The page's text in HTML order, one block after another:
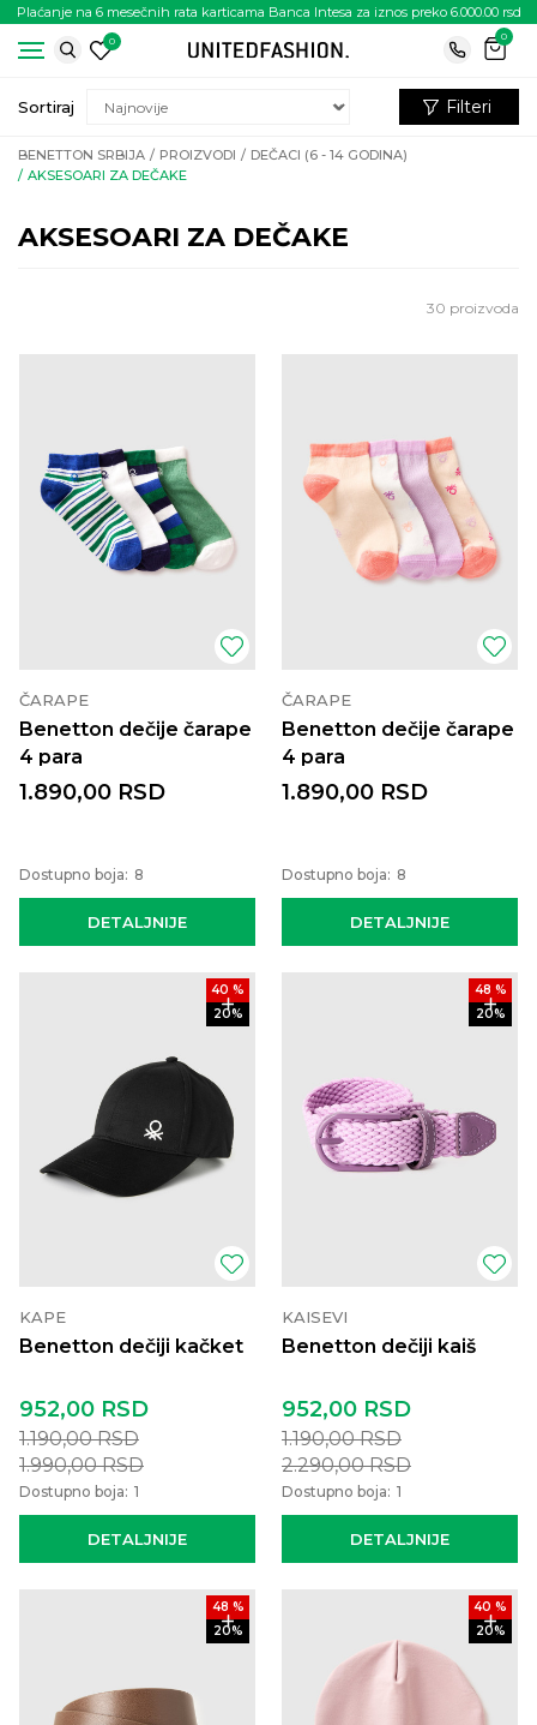
Plaćanje na 6 mesečnih rata karticama Banca Intesa za iznos preko 6.000.00 rsd
0
0
BENETTON SRBIJA PROIZVODI
DEČACI (6 - 14 GODINA)
AKSESOARI ZA DEČAKE
AKSESOARI ZA DEČAKE
Sortiraj Filteri
30 proizvoda
ČARAPE
Benetton dečije čarape
4 para
DETALJNIJE
1.890,00 RSD
Dostupno boja: 8
ČARAPE
Benetton dečije čarape
4 para
DETALJNIJE
1.890,00 RSD
Dostupno boja: 8
40 %
20%
KAPE
Benetton dečiji kačket
DETALJNIJE
952,00 RSD
1.190,00RSD
1.990,00RSD
Dostupno boja: 1
48 %
20%
KAISEVI
Benetton dečiji kaiš
DETALJNIJE
952,00 RSD
1.190,00RSD
2.290,00RSD
Dostupno boja: 1
48 %
20%
40 %
20%